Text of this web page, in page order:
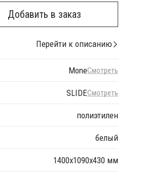
Добавить в заказ
Перейти к описанию
MoneСмотреть
SLIDEСмотреть
полиэтилен
белый
1400x1090x430 мм